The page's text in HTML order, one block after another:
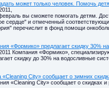
может только человек. Помочь
вы сможете помогать детям.
сердце" и отмеченный
перечислит в фонд помощи
«Формико» предлагает скидку 30%
Компания «Формико»,
скидку до 30% на водосливные
City» сообщает о зимних
«Cleaning City» сообщает о скидках